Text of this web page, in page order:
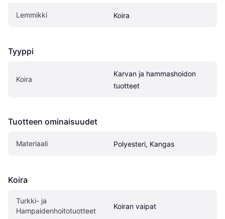
Lemmikki Koira
Tyyppi
Koira
Karvan ja hammashoidon
tuotteet
Tuotteen ominaisuudet
Materiaali Polyesteri, Kangas
Koira
Turkki- ja
Hampaidenhoitotuotteet
Koiran vaipat